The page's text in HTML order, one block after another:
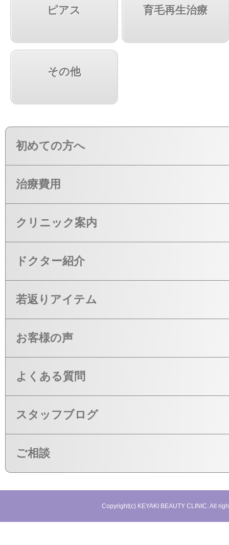
ピアス 育毛再生治療
その他
初めての方へ
治療費用
クリニック案内
ドクター紹介
若返りアイテム
お客様の声
よくある質問
スタッフブログ
ご相談
Copyright(c) KEYAKI BEAUTY CLINIC. All